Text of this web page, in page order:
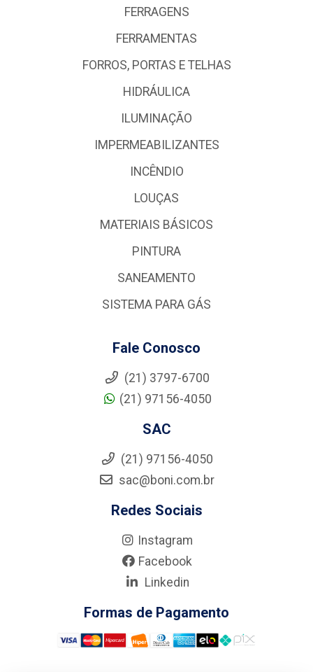
FERRAGENS
FERRAMENTAS
FORROS, PORTAS E TELHAS
HIDRÁULICA
ILUMINAÇÃO
IMPERMEABILIZANTES
INCÊNDIO
LOUÇAS
MATERIAIS BÁSICOS
PINTURA
SANEAMENTO
SISTEMA PARA GÁS
Fale Conosco
(21) 3797-6700
(21) 97156-4050
SAC
(21) 97156-4050
sac@boni.com.br
Redes Sociais
Instagram
Facebook
Linkedin
Formas de Pagamento